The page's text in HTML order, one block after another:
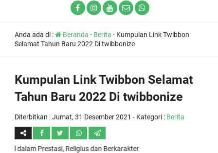
Anda ada di : Beranda - Berita - Kumpulan Link Twibbon
Selamat Tahun Baru 2022 Di twibbonize
Kumpulan Link Twibbon Selamat
Tahun Baru 2022 Di twibbonize
Diterbitkan :Jumat, 31 Desember 2021 - Kategori : Berita
Prestasi, Religius dan Berkarakter